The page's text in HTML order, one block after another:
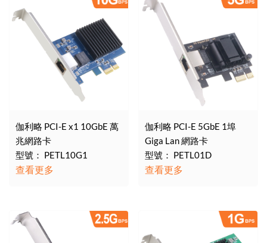
伽利略 PCI-E x1 10GbE 萬
兆網路卡
型號： PETL10G1
查看更多
伽利略 PCI-E 5GbE 1埠
Giga Lan 網路卡
型號： PETL01D
查看更多